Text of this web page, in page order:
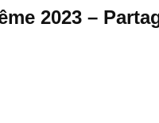
2023 –